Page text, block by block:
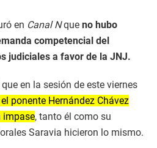
en Canal Nque no hubo
competencial del
judiciales a favor de la JNJ.
en la sesión de este viernes
el ponente Hernández Chávez
impase, tanto él como su
Saravia hicieron lo mismo.